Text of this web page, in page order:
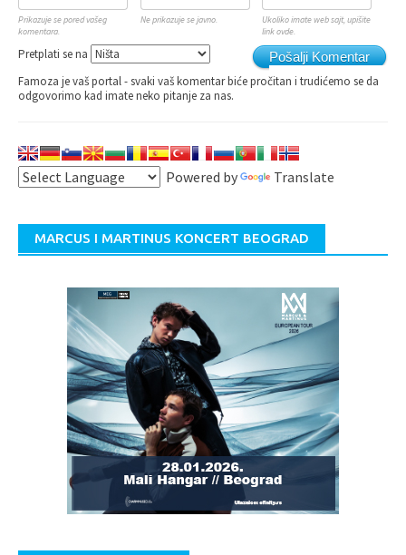
Prikazuje se pored vašeg
komentara.
Ne prikazuje se javno.
Ukoliko imate web sajt, upišite
link ovde.
Pošalji Komentar
Pretplati se na
Famoza je vaš portal - svaki vaš komentar biće pročitan i trudićemo se da
odgovorimo kad imate neko pitanje za nas.
Powered by Translate
MARCUS I MARTINUS KONCERT BEOGRAD